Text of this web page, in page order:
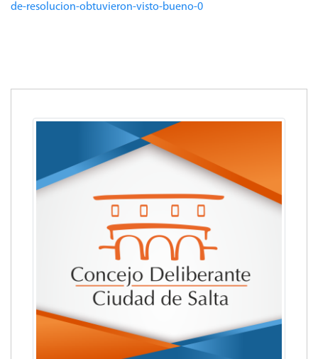
de-resolucion-obtuvieron-visto-bueno-0